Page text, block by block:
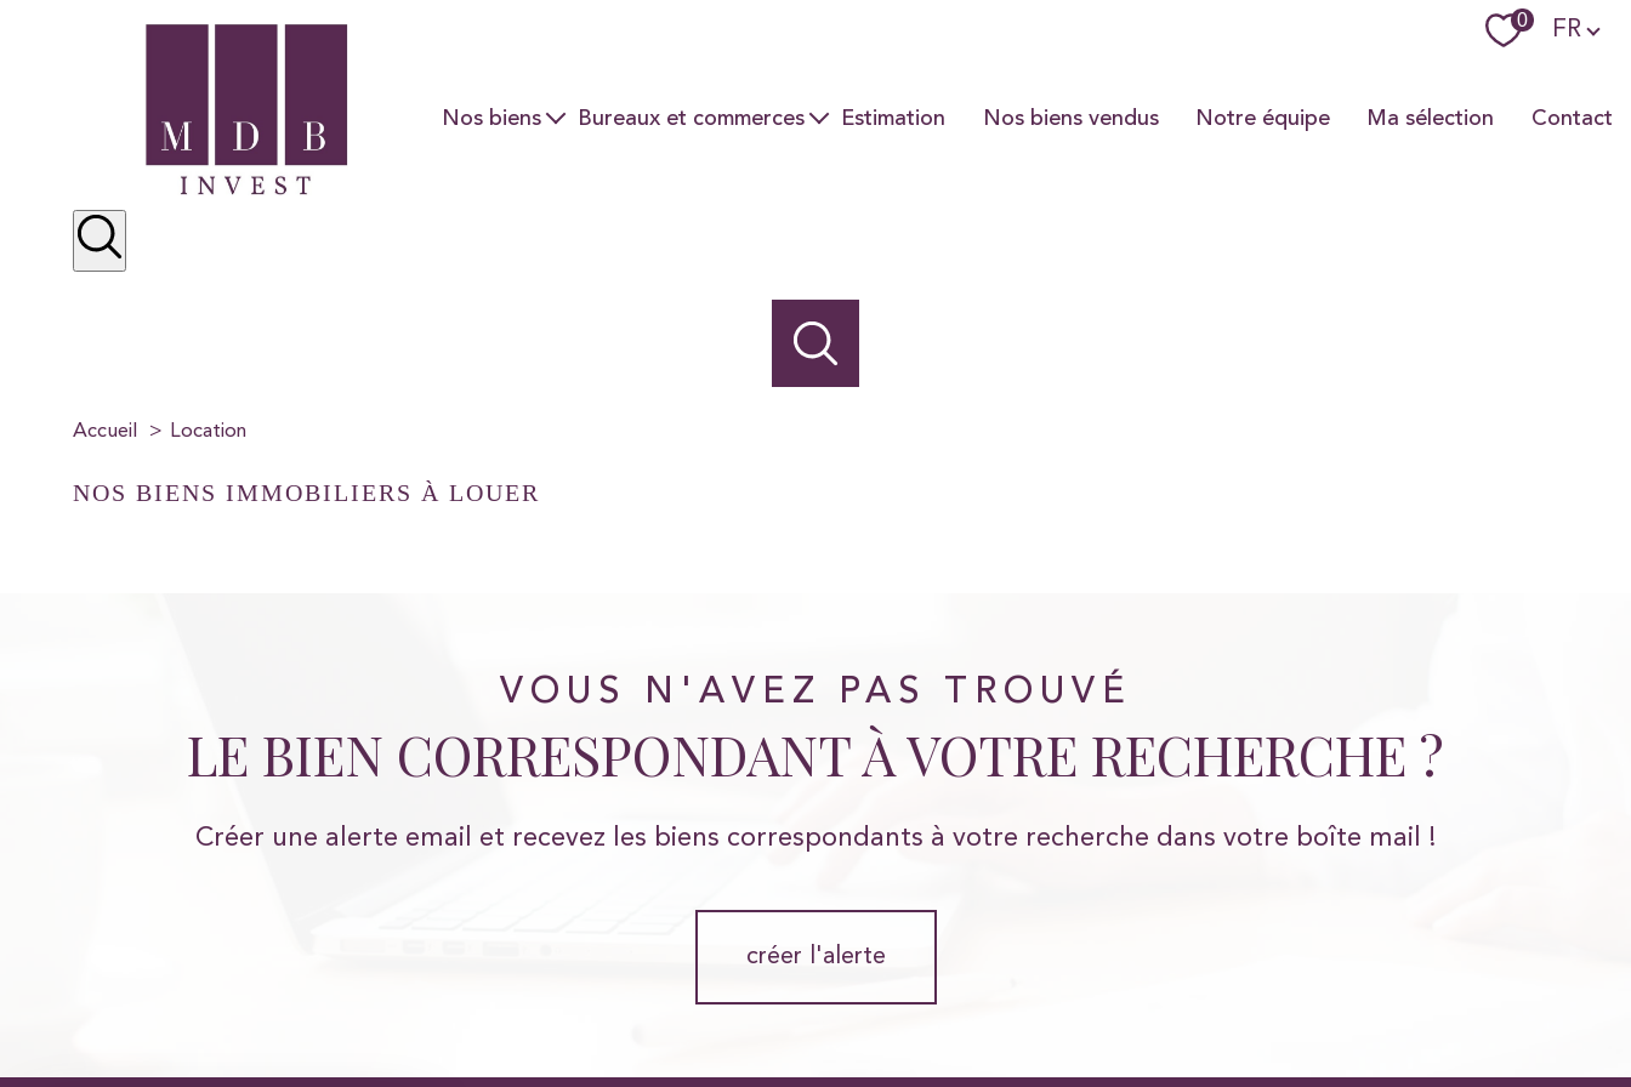
0 Langue
FR
Nos biens Bureaux et commerces Estimation Nos biens vendus Notre équipe Ma sélection Contact
Accueil Location
NOS BIENS IMMOBILIERS À LOUER
VOUS N'AVEZ PAS TROUVÉ
LE BIEN CORRESPONDANT À VOTRE RECHERCHE ?
Créer une alerte email et recevez les biens correspondants à votre recherche dans votre boîte mail !
créer l'alerte